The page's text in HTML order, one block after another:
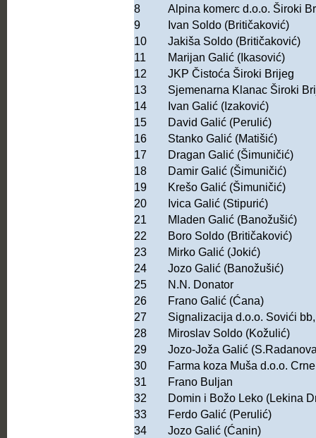
8
Alpina komerc d.o.o. Široki
9
Ivan Soldo (Britičaković)
10
Jakiša Soldo (Britičaković)
11
Marijan Galić (Ikasović)
12
JKP Čistoća Široki Brijeg
13
Sjemenarna Klanac Široki
14
Ivan Galić (Izaković)
15
David Galić (Perulić)
16
Stanko Galić (Matišić)
17
Dragan Galić (Šimuničić)
18
Damir Galić (Šimuničić)
19
Krešo Galić (Šimuničić)
20
Ivica Galić (Stipurić)
21
Mladen Galić (Banožušić)
22
Boro Soldo (Britičaković)
23
Mirko Galić (Jokić)
24
Jozo Galić (Banožušić)
25
N.N. Donator
26
Frano Galić (Ćana)
27
Signalizacija d.o.o. Sovići
28
Miroslav Soldo (Kožulić)
29
Jozo-Joža Galić
30
Farma koza Muša d.o.o.
31
Frano Buljan
32
Domin i Božo Leko (Lekina
33
Ferdo Galić (Perulić)
34
Jozo Galić (Ćanin)